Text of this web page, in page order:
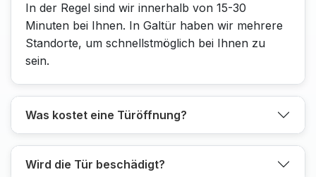
In der Regel sind wir innerhalb von 15-30
Minuten bei Ihnen. In Galtür haben wir mehrere
Standorte, um schnellstmöglich bei Ihnen zu
sein.
Was kostet eine Türöffnung?
Wird die Tür beschädigt?